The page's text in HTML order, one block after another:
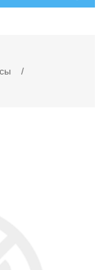
/